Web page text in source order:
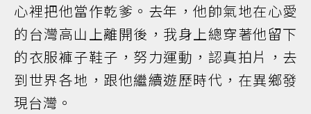
心裡把他當作乾爹。去年，他帥氣地在心愛
的台灣高山上離開後，我身上總穿著他留下
的衣服褲子鞋子，努力運動，認真拍片，去
到世界各地，跟他繼續遊歷時代，在異鄉發
現台灣。